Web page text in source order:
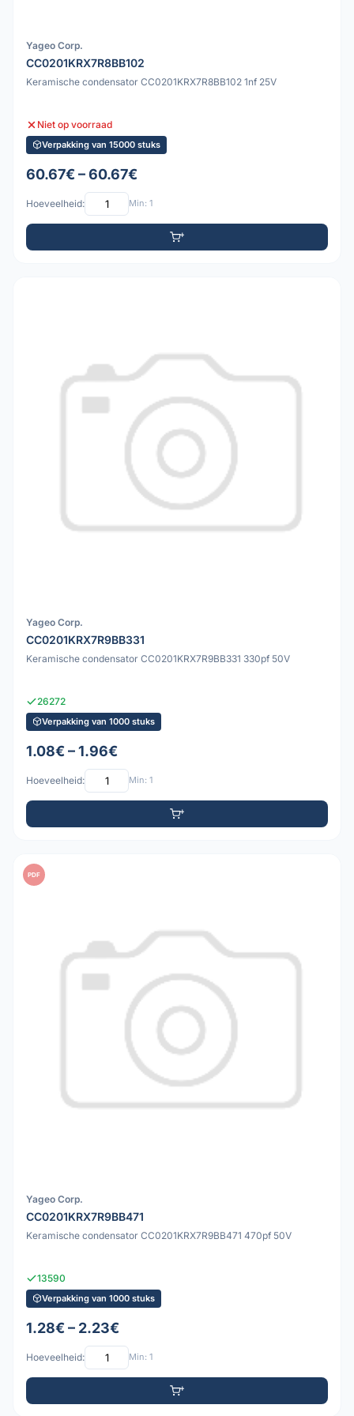
Yageo Corp.
CC0201KRX7R8BB102
Keramische condensator CC0201KRX7R8BB102 1nf 25V
Niet op voorraad
Verpakking van 15000 stuks
60.67€ – 60.67€
Hoeveelheid: Min: 1
Yageo Corp.
CC0201KRX7R9BB331
Keramische condensator CC0201KRX7R9BB331 330pf 50V
26272
Verpakking van 1000 stuks
1.08€ – 1.96€
Hoeveelheid: Min: 1
PDF
Yageo Corp.
CC0201KRX7R9BB471
Keramische condensator CC0201KRX7R9BB471 470pf 50V
13590
Verpakking van 1000 stuks
1.28€ – 2.23€
Hoeveelheid: Min: 1